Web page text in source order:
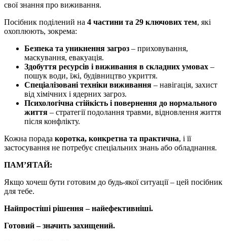
свої знання про виживання.
Посібник поділений на 4 частини та 29 ключових тем, які
охоплюють, зокрема:
Безпека та уникнення загроз – приховування,
маскування, евакуація.
Здобуття ресурсів і виживання в складних умовах –
пошук води, їжі, будівництво укриття.
Спеціалізовані техніки виживання – навігація, захист
від хімічних і ядерних загроз.
Психологічна стійкість і повернення до нормального
життя – стратегії подолання травми, відновлення життя
після конфлікту.
Кожна порада коротка, конкретна та практична, і її
застосування не потребує спеціальних знань або обладнання.
ПАМ’ЯТАЙ:
Якщо хочеш бути готовим до будь-якої ситуації – цей посібник
для тебе.
Найпростіші рішення – найефективніші.
Готовий – значить захищений.